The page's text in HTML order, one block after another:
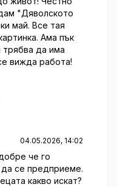
"Дяволското
май. Все тая
Ама пък
да има
вижда работа!
04.05.2026, 14:02
че го
се предприеме.
какво искат?